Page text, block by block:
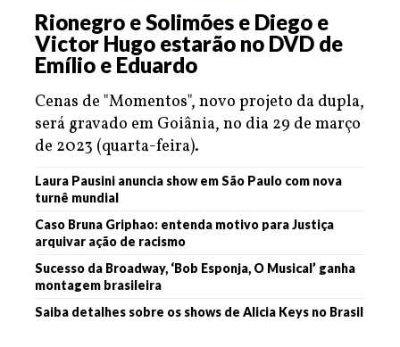
Rionegro e Solimões e Diego e
Victor Hugo estarão no DVD de
Emílio e Eduardo
Cenas de "Momentos", novo projeto da dupla,
será gravado em Goiânia, no dia 29 de março
de 2023 (quarta-feira).
Laura Pausini anuncia show em São Paulo com nova
turnê mundial
Caso Bruna Griphao: entenda motivo para Justiça
arquivar ação de racismo
Sucesso da Broadway, ‘Bob Esponja, O Musical’ ganha
montagem brasileira
Saiba detalhes sobre os shows de Alicia Keys no Brasil